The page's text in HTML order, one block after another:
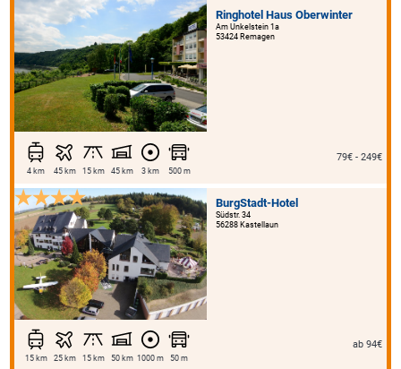
Ringhotel Haus Oberwinter
Am Unkelstein 1a
53424 Remagen
4 km 45 km 15 km 45 km 3 km 500 m
79€ - 249€
BurgStadt-Hotel
Südstr. 34
56288 Kastellaun
15 km 25 km 15 km 50 km 1000 m 50 m
ab 94€